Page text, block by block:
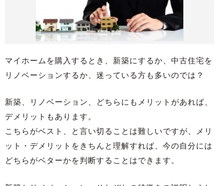
マイホームを購入するとき、新築にするか、中古住宅を
リノベーションするか、迷っている方も多いのでは？
新築、リノベーション、どちらにもメリットがあれば、
デメリットもあります。
こちらがベスト、と言い切ることは難しいですが、メリ
ット・デメリットをきちんと理解すれば、今の自分には
どちらがベターかを判断することはできます。